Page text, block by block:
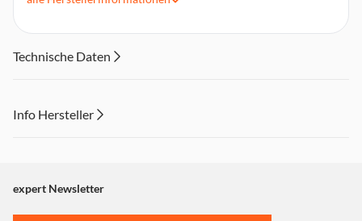
Technische Daten
Info Hersteller
"Marketing".
Einstellungen anpassen
expert Newsletter